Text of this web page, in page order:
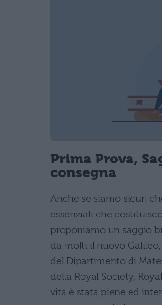
Prima Prova,
consegna
Anche se siamo sicuri
essenziali che
proponiamo un saggio
da molti il nuovo
del Dipartimento di
della Royal Society,
vita è stata piene ed